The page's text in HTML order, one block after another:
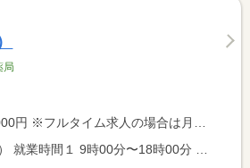
局
場合は月額（換算額）、パート求人の場合は時間額を表示しています。